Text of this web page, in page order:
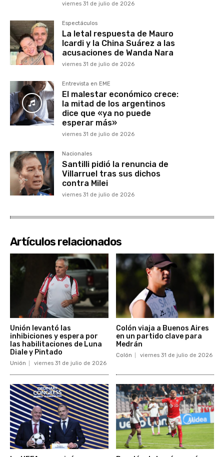
viernes 31 de julio de 2026
Espectáculos
La letal respuesta de Mauro
Icardi y la China Suárez a las
acusaciones de Wanda Nara
viernes 31 de julio de 2026
Entrevista en EME
El malestar económico crece:
la mitad de los argentinos
dice que «ya no puede
esperar más»
viernes 31 de julio de 2026
Nacionales
Santilli pidió la renuncia de
Villarruel tras sus dichos
contra Milei
viernes 31 de julio de 2026
Artículos relacionados
Unión levantó las
inhibiciones y espera por
las habilitaciones de Luna
Diale y Pintado
Unión viernes 31 de julio de 2026
Colón viaja a Buenos Aires
en un partido clave para
Medrán
Colón viernes 31 de julio de 2026